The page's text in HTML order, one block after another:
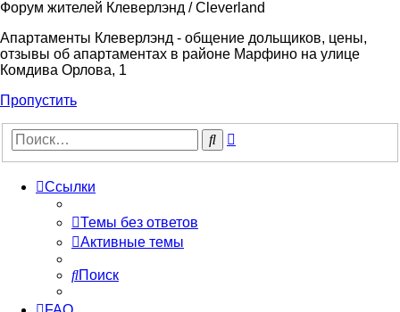
Форум жителей Клеверлэнд / Cleverland
Апартаменты Клеверлэнд - общение дольщиков, цены,
отзывы об апартаментах в районе Марфино на улице
Комдива Орлова, 1
Пропустить
Поиск
Ссылки
Темы без ответов
Активные темы
Поиск